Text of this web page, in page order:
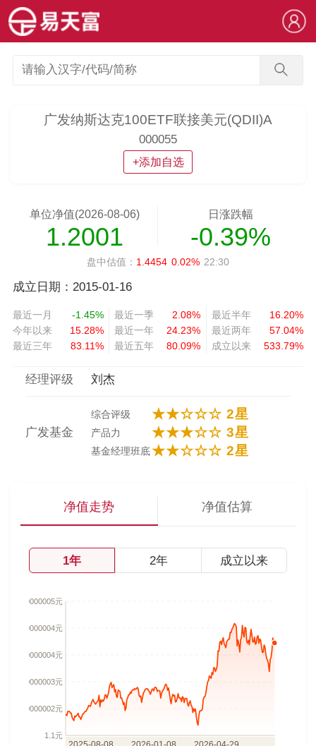
广发纳斯达克100ETF联接美元(QDII)A
000055
+添加自选
单位净值(2026-08-06)
1.2001
日涨跌幅
-0.39%
盘中估值： 1.4454 0.02% 22:30
成立日期：2015-01-16
最近一月 -1.45% 最近一季 2.08% 最近半年
16.20%
今年以来
15.28% 最近一年 24.23% 最近两年
57.04%
最近三年
83.11% 最近五年 80.09% 成立以来 533.79%
经理评级 刘杰
广发基金
综合评级 ★★☆☆☆ 2星
产品力 ★★★☆☆ 3星
基金经理班底★★☆☆☆ 2星
净值走势 净值估算
1年 2年 成立以来